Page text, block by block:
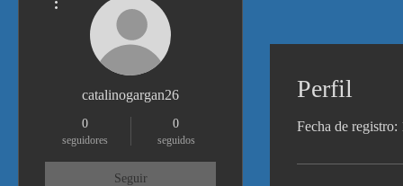
Perfil
Fecha de
catalinogargan26
0
seguidores
0
seguidos
Seguir